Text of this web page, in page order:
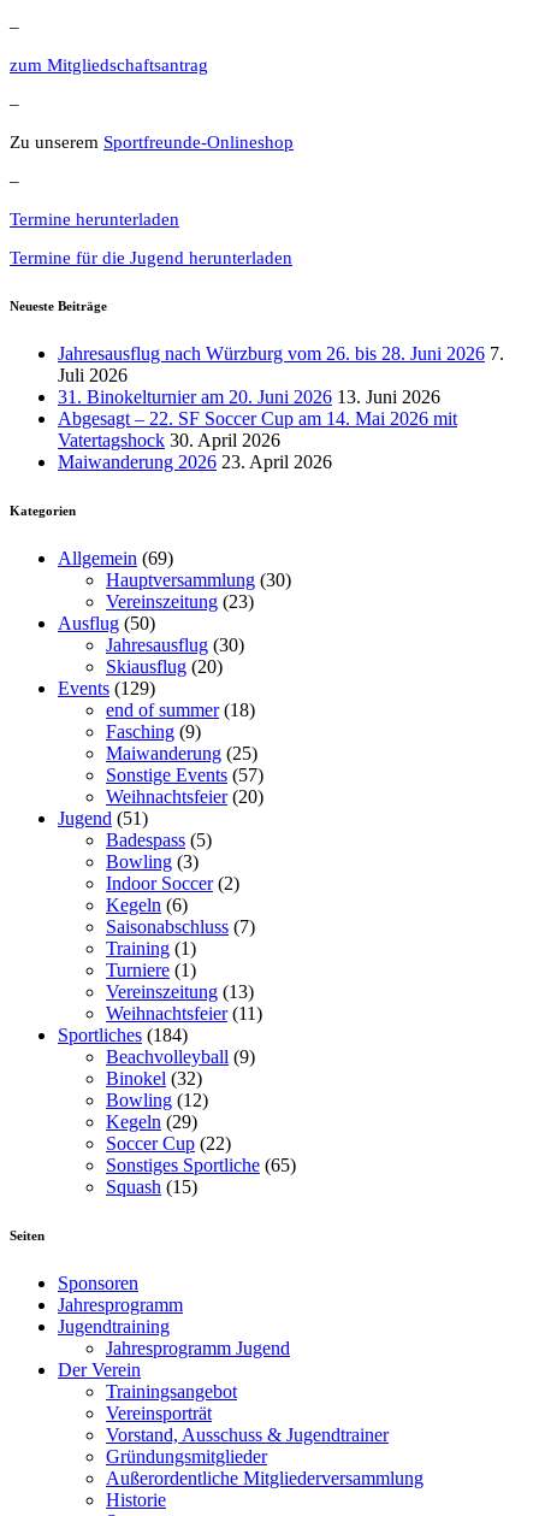
–
zum Mitgliedschaftsantrag
–
Zu unserem Sportfreunde-Onlineshop
–
Termine herunterladen
Termine für die Jugend herunterladen
Neueste Beiträge
Jahresausflug nach Würzburg vom 26. bis 28. Juni 2026 7.
Juli 2026
31. Binokelturnier am 20. Juni 2026 13. Juni 2026
Abgesagt – 22. SF Soccer Cup am 14. Mai 2026 mit
Vatertagshock 30. April 2026
Maiwanderung 2026 23. April 2026
Kategorien
Allgemein (69)
Hauptversammlung (30)
Vereinszeitung (23)
Ausflug (50)
Jahresausflug (30)
Skiausflug (20)
Events (129)
end of summer(18)
Fasching (9)
Maiwanderung (25)
Sonstige Events (57)
Weihnachtsfeier(20)
Jugend (51)
Badespass (5)
Bowling (3)
Indoor Soccer(2)
Kegeln (6)
Saisonabschluss (7)
Training (1)
Turniere (1)
Vereinszeitung (13)
Weihnachtsfeier(11)
Sportliches (184)
Beachvolleyball (9)
Binokel (32)
Bowling (12)
Kegeln (29)
Soccer Cup (22)
Sonstiges Sportliche (65)
Squash (15)
Seiten
Sponsoren
Jahresprogramm
Jugendtraining
Jahresprogramm Jugend
Der Verein
Trainingsangebot
Vereinsporträt
Vorstand, Ausschuss & Jugendtrainer
Gründungsmitglieder
Außerordentliche Mitgliederversammlung
Historie